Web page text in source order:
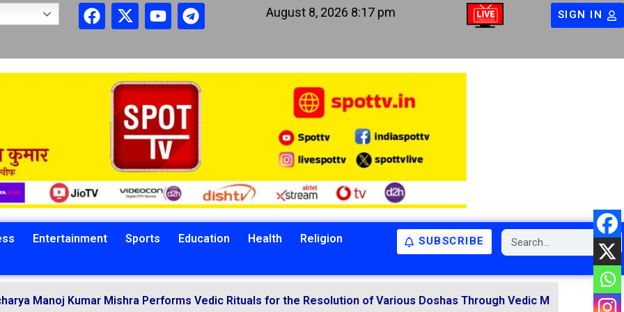
August 8, 2026 8:17 pm SIGN IN
Entertainment Sports Education Health
Religion
SUBSCRIBE
Kumar Mishra Performs Vedic Rituals for the Resolution of Various Doshas Through Vedic Mantras-Karmakandi
LATEST NEWS
NATIONAL
RELIGION